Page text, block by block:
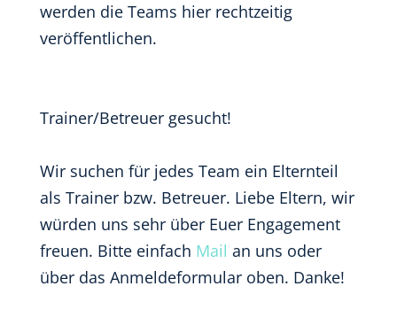
werden die Teams hier rechtzeitig
veröffentlichen.
Trainer/Betreuer gesucht!
Wir suchen für jedes Team ein Elternteil
als Trainer bzw. Betreuer. Liebe Eltern, wir
würden uns sehr über Euer Engagement
freuen. Bitte einfach Mail an uns oder
über das Anmeldeformular oben. Danke!